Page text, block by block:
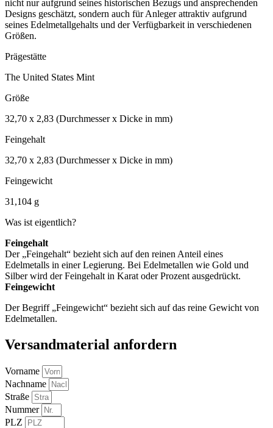
nicht nur aufgrund seines historischen Bezugs und ansprechenden
Designs geschätzt, sondern auch für Anleger attraktiv aufgrund
seines Edelmetallgehalts und der Verfügbarkeit in verschiedenen
Größen.
Prägestätte
The United States Mint
Größe
32,70 x 2,83 (Durchmesser x Dicke in mm)
Feingehalt
32,70 x 2,83 (Durchmesser x Dicke in mm)
Feingewicht
31,104 g
Was ist eigentlich?
Feingehalt
Der „Feingehalt“ bezieht sich auf den reinen Anteil eines
Edelmetalls in einer Legierung. Bei Edelmetallen wie Gold und
Silber wird der Feingehalt in Karat oder Prozent ausgedrückt.
Feingewicht
Der Begriff „Feingewicht“ bezieht sich auf das reine Gewicht von
Edelmetallen.
Versandmaterial anfordern
Vorname
Nachname
Straße
Nummer
PLZ